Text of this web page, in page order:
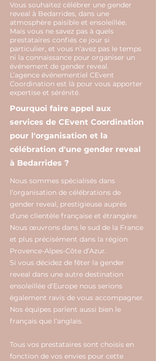
Vous souhaitez célébrer une gender
reveal à Bedarrides, dans une
atmosphère paisible et ensoleillée.
Mais vous ne savez pas à quels
prestataires confiés ce jour si
particulier, et vous n’avez pas le temps
ni la connaissance pour organiser un
événement de gender reveal.
L’agence événementiel CEvent
Coordination est là pour vous apporter
expertise et sérénité.
Pourquoi faire appel aux
services de CEvent Coordination
pour l'organisation et la
célébration d'une gender reveal
à Bedarrides ?
Nous sommes spécialisés dans
l’organisation de célébrations de
gender reveal, prestigieuse auprès
d’une clientèle française et étrangère.
Nous œuvrons dans le sud de la France
et plus précisément dans la région
Provence-Alpes-Côte d’Azur.
Si vous décidez de fêter la gender
reveal dans une autre destination
ensoleillée d’Europe nous serions
également ravis de vous accompagner.
Nos équipes parlent aussi bien le
français que l’anglais.
Tous vos prestataires sont choisis en
fonction de vos envies pour cette